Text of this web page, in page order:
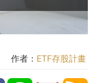
作者： ETF存股計畫